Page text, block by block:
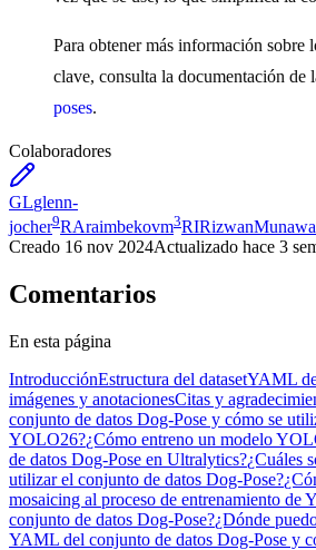
Para obtener más información sobre
clave, consulta la documentación de
poses.
Colaboradores
GLglenn-
jocher9RAraimbekovm3RI
Creado 16 nov 2024Actualizado hace 3
Comentarios
En esta página
IntroducciónEstructura del datasetYAML
imágenes y anotacionesCitas y
conjunto de datos Dog-Pose y cómo se
YOLO26?¿Cómo entreno un modelo
de datos Dog-Pose en Ultralytics?¿Cuáles
utilizar el conjunto de datos Dog-Pose?
mosaicing al proceso de entrenamiento de
conjunto de datos Dog-Pose?¿Dónde
YAML del conjunto de datos Dog-Pose y